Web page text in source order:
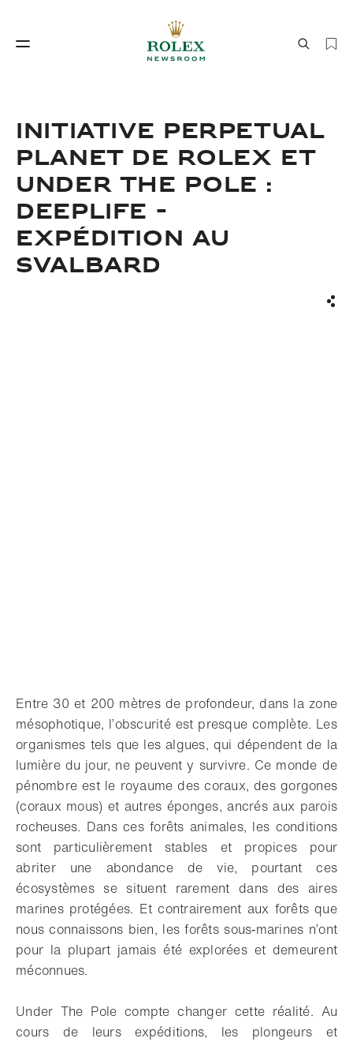
Savoir‑faire
INITIATIVE PERPETUAL
PLANET DE ROLEX ET
UNDER THE POLE :
DEEPLIFE -
EXPÉDITION AU
SVALBARD
Entre 30 et 200 mètres de profondeur, dans la zone
mésophotique, l’obscurité est presque complète. Les
organismes tels que les algues, qui dépendent de la
lumière du jour, ne peuvent y survivre. Ce monde de
pénombre est le royaume des coraux, des gorgones
(coraux mous) et autres éponges, ancrés aux parois
rocheuses. Dans ces forêts animales, les conditions
sont particulièrement stables et propices pour
abriter une abondance de vie, pourtant ces
écosystèmes se situent rarement dans des aires
marines protégées. Et contrairement aux forêts que
nous connaissons bien, les forêts sous‑marines n’ont
pour la plupart jamais été explorées et demeurent
méconnues.
Under The Pole compte changer cette réalité. Au
cours de leurs expéditions, les plongeurs et